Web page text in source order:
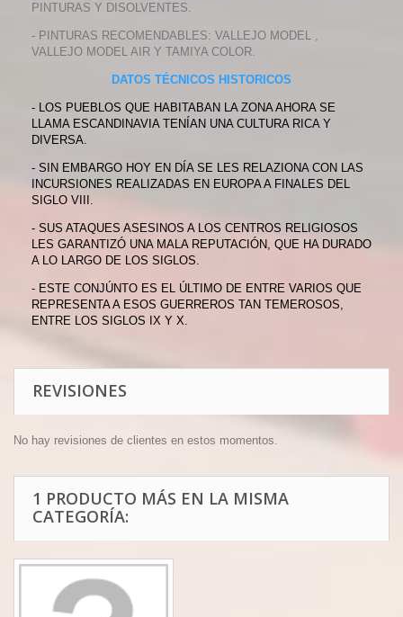
PINTURAS Y DISOLVENTES.
- PINTURAS RECOMENDABLES: VALLEJO MODEL ,
VALLEJO MODEL AIR Y TAMIYA COLOR.
DATOS TÉCNICOS HISTORICOS
- LOS PUEBLOS QUE HABITABAN LA ZONA AHORA SE
LLAMA ESCANDINAVIA TENÍAN UNA CULTURA RICA Y
DIVERSA.
- SIN EMBARGO HOY EN DÍA SE LES RELAZIONA CON LAS
INCURSIONES REALIZADAS EN EUROPA A FINALES DEL
SIGLO VIII.
- SUS ATAQUES ASESINOS A LOS CENTROS RELIGIOSOS
LES GARANTIZÓ UNA MALA REPUTACIÓN, QUE HA DURADO
A LO LARGO DE LOS SIGLOS.
- ESTE CONJÚNTO ES EL ÚLTIMO DE ENTRE VARIOS QUE
REPRESENTA A ESOS GUERREROS TAN TEMEROSOS,
ENTRE LOS SIGLOS IX Y X.
REVISIONES
No hay revisiones de clientes en estos momentos.
1 PRODUCTO MÁS EN LA MISMA
CATEGORÍA: